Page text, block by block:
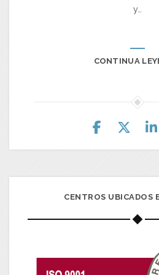
y…
CONTINUA
CENTROS UBICADOS